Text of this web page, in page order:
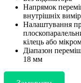
Напрямок
внутрішніх
Налаштування
кілець або
Діапазон
18 мм